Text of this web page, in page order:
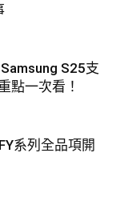
S25支
點一次看！
系列全品項開